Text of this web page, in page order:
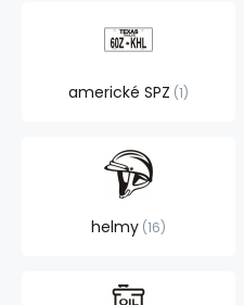
americké SPZ 1
helmy 16